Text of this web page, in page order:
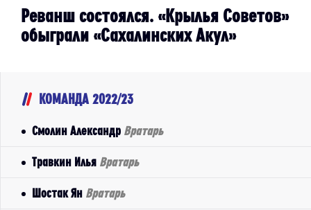
Реванш состоялся. «Крылья Советов»
обыграли «Сахалинских Акул»
КОМАНДА 2022/23
Смолин Александр Вратарь
Травкин Илья Вратарь
Шостак Ян Вратарь